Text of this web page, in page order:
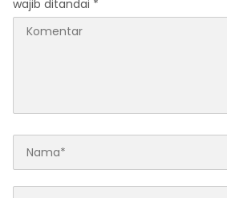
wajib ditandai *